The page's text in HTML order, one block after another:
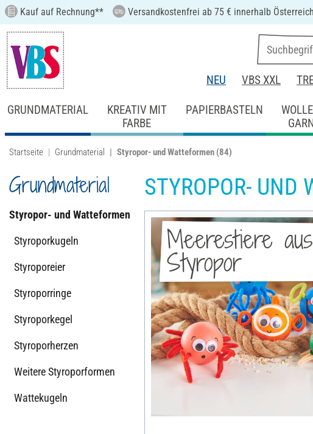
Kauf auf Rechnung** Versandkostenfrei ab 75 € innerhalb Österreich
NEU VBS XXL
GRUNDMATERIAL
KREATIV MIT
FARBE
PAPIERBASTELN
Startseite Grundmaterial Styropor- und Watteformen (84)
Grundmaterial
Styropor- und Watteformen
Styroporkugeln
Styroporeier
Styroporringe
Styroporkegel
Styroporherzen
Weitere Styroporformen
Wattekugeln
STYROPOR- UND
Meerestiere aus
Styropor